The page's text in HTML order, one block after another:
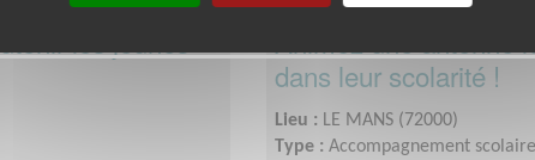
les jeunes
dans leur scolarité !
Lieu : LE MANS (72000)
Type : Accompagnement scolaire